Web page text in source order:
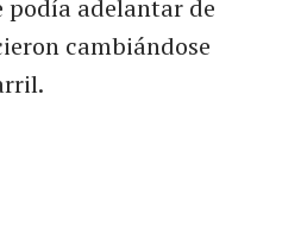
podía adelantar de
cambiándose